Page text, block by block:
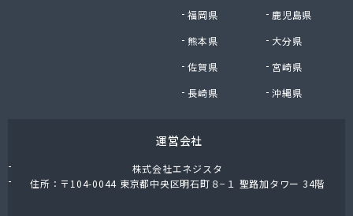
高崎商店
福岡県
鹿児島県
熊本県
大分県
佐賀県
宮崎県
長崎県
沖縄県
運営会社
株式会社エネジスタ
住所：〒104-0044 東京都中央区明石町８−１ 聖路加タワー 34階